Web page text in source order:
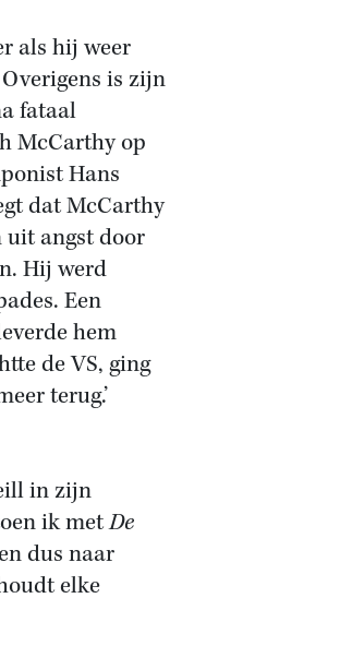
als hij weer
is zijn
fataal
McCarthy op
Hans
dat McCarthy
angst door
Hij werd
Een
hem
de VS, ging
terug.’
in zijn
ik metDe
dus naar
elke